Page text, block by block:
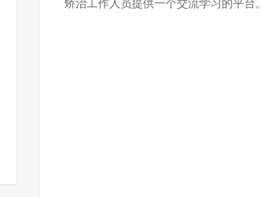
矫治工作人员提供一个交流学习的平台。